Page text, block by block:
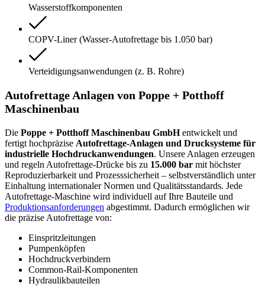
Wasserstoffkomponenten
COPV-Liner (Wasser-Autofrettage bis 1.050 bar)
Verteidigungsanwendungen (z. B. Rohre)
Autofrettage Anlagen von Poppe + Potthoff
Maschinenbau
Die Poppe + Potthoff Maschinenbau GmbHentwickelt und
fertigt hochpräzise Autofrettage-Anlagen und Drucksysteme für
industrielle Hochdruckanwendungen. Unsere Anlagen erzeugen
und regeln Autofrettage-Drücke bis zu 15.000 bar mit höchster
Reproduzierbarkeit und Prozesssicherheit – selbstverständlich unter
Einhaltung internationaler Normen und Qualitätsstandards. Jede
Autofrettage-Maschine wird individuell auf Ihre Bauteile und
Produktionsanforderungen abgestimmt. Dadurch ermöglichen wir
die präzise Autofrettage von:
Einspritzleitungen
Pumpenköpfen
Hochdruckverbindern
Common-Rail-Komponenten
Hydraulikbauteilen